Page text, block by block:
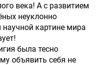
века! А с развитием
неуклонно
картине мира
была тесно
объявить себя не